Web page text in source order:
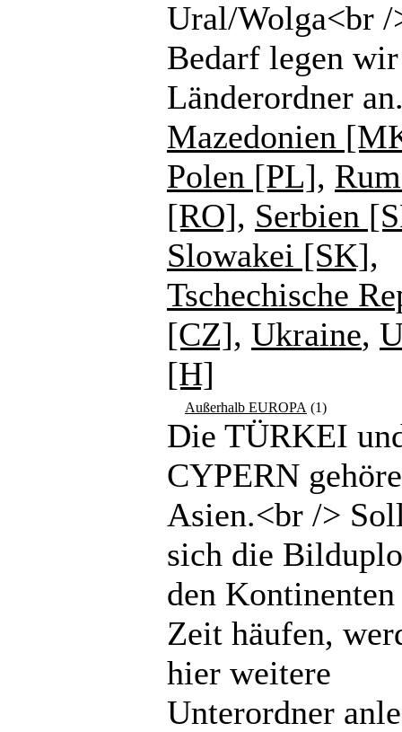
Ural/Wolga<br /
Bedarf legen wir
Länderordner
Mazedonien
Polen [PL],
[RO], Serbien
Slowakei [SK],
Tschechische
[CZ], Ukraine,
[H]
Außerhalb EUROPA (1)
Die TÜRKEI
CYPERN
Asien.<br />
sich die
den
Zeit häufen,
hier weitere
Unterordner